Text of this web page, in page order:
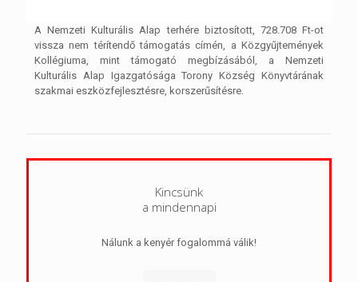
A Nemzeti Kulturális Alap terhére biztosított, 728.708 Ft-ot
vissza nem térítendő támogatás címén, a Közgyűjtemények
Kollégiuma, mint támogató megbízásából, a Nemzeti
Kulturális Alap Igazgatósága Torony Község Könyvtárának
szakmai eszközfejlesztésre, korszerűsítésre.
Kincsünk
a mindennapi
Nálunk a kenyér fogalommá válik!